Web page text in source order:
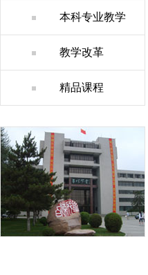
本科专业教学
教学改革
精品课程